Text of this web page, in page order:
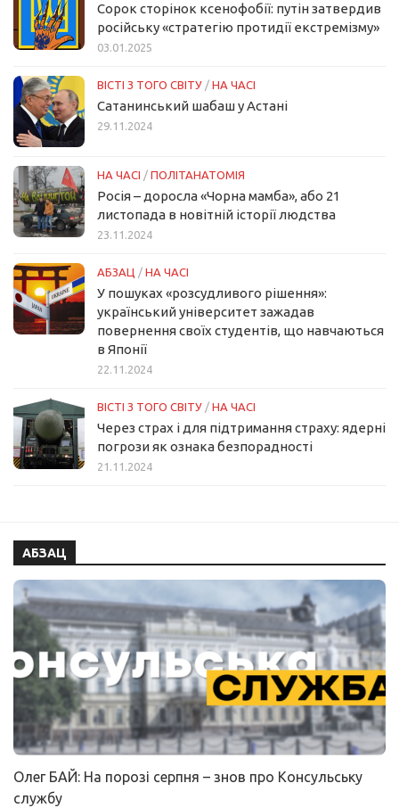
Сорок сторінок ксенофобії: путін затвердив
російську «стратегію протидії екстремізму»
03.01.2025
ВІСТІ З ТОГО СВІТУ / НА ЧАСІ
Сатанинський шабаш у Астані
29.11.2024
НА ЧАСІ / ПОЛІТАНАТОМІЯ
Росія – доросла «Чорна мамба», або 21
листопада в новітній історії людства
23.11.2024
АБЗАЦ / НА ЧАСІ
У пошуках «розсудливого рішення»:
український університет зажадав
повернення своїх студентів, що навчаються
в Японії
22.11.2024
ВІСТІ З ТОГО СВІТУ / НА ЧАСІ
Через страх і для підтримання страху: ядерні
погрози як ознака безпорадності
21.11.2024
АБЗАЦ
Олег БАЙ: На порозі серпня – знов про Консульську
службу